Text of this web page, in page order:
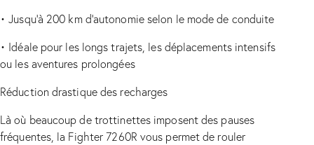
• Jusqu’à 200 km d’autonomie selon le mode de conduite
• Idéale pour les longs trajets, les déplacements intensifs
ou les aventures prolongées
Réduction drastique des recharges
Là où beaucoup de trottinettes imposent des pauses
fréquentes, la Fighter 7260R vous permet de rouler